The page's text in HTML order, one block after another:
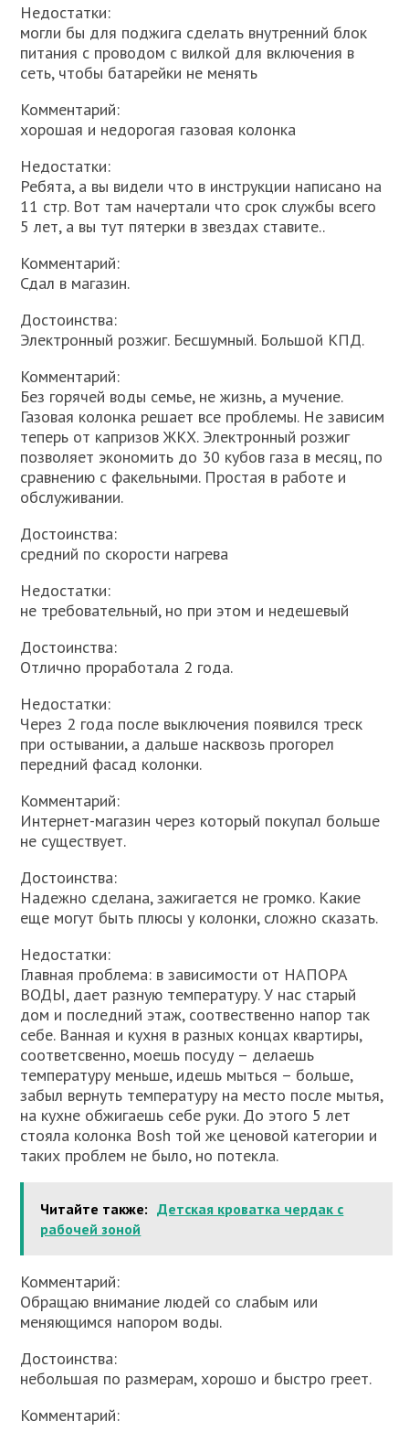
Недостатки:
могли бы для поджига сделать внутренний блок
питания с проводом с вилкой для включения в
сеть, чтобы батарейки не менять
Комментарий:
хорошая и недорогая газовая колонка
Недостатки:
Ребята, а вы видели что в инструкции написано на
11 стр. Вот там начертали что срок службы всего
5 лет, а вы тут пятерки в звездах ставите..
Комментарий:
Сдал в магазин.
Достоинства:
Электронный розжиг. Бесшумный. Большой КПД.
Комментарий:
Без горячей воды семье, не жизнь, а мучение.
Газовая колонка решает все проблемы. Не зависим
теперь от капризов ЖКХ. Электронный розжиг
позволяет экономить до 30 кубов газа в месяц, по
сравнению с факельными. Простая в работе и
обслуживании.
Достоинства:
средний по скорости нагрева
Недостатки:
не требовательный, но при этом и недешевый
Достоинства:
Отлично проработала 2 года.
Недостатки:
Через 2 года после выключения появился треск
при остывании, а дальше насквозь прогорел
передний фасад колонки.
Комментарий:
Интернет-магазин через который покупал больше
не существует.
Достоинства:
Надежно сделана, зажигается не громко. Какие
еще могут быть плюсы у колонки, сложно сказать.
Недостатки:
Главная проблема: в зависимости от НАПОРА
ВОДЫ, дает разную температуру. У нас старый
дом и последний этаж, соотвественно напор так
себе. Ванная и кухня в разных концах квартиры,
соответсвенно, моешь посуду – делаешь
температуру меньше, идешь мыться – больше,
забыл вернуть температуру на место после мытья,
на кухне обжигаешь себе руки. До этого 5 лет
стояла колонка Bosh той же ценовой категории и
таких проблем не было, но потекла.
Читайте также: Детская кроватка чердак с
рабочей зоной
Комментарий:
Обращаю внимание людей со слабым или
меняющимся напором воды.
Достоинства:
небольшая по размерам, хорошо и быстро греет.
Комментарий: